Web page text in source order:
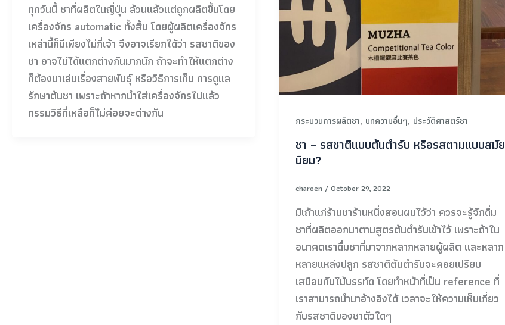
ทุกวันนี้ ชาที่ผลิตในญี่ปุ่น ล้วนแล้วแต่ถูกผลิตขึ้นโดย
เครื่องจักร automatic ทั้งสิ้น โดยผู้ผลิตเครื่องจักร
เหล่านี้ก็มีเพียงไม่กี่เจ้า จึงอาจเรียกได้ว่า รสชาติของ
ชา อาจไม่ได้แตกต่างกันมากนัก ถ้าจะทำให้แตกต่าง
ก็ต้องมาเล่นเรื่องสายพันธุ์ หรือวิธีการเก็บ การดูแล
รักษาต้นชา เพราะถ้าหากนำใส่เครื่องจักรไปแล้ว
กรรมวิธีที่เหลือก็ไม่ค่อยจะต่างกัน
กระบวนการผลิตชา, บทความอื่นๆ, ประวัติศาสตร์ชา
ชา – รสชาติแบบต้นตำรับ หรือรสตามแบบสมัย
นิยม?
charoen / October 29, 2022
มีเถ้าแก่ร้านชาร้านหนึ่งสอนผมไว้ว่า ควรจะรู้จักดื่ม
ชาที่ผลิตออกมาตามสูตรต้นตำรับเข้าไว้ เพราะถ้าใน
อนาคตเราดื่มชาที่มาจากหลากหลายผู้ผลิต และหลาก
หลายแหล่งปลูก รสชาติต้นตำรับจะคอยเปรียบ
เสมือนกับไม้บรรทัด โดยทำหน้าที่เป็น reference ที่
เราสามารถนำมาอ้างอิงได้ เวลาจะให้ความเห็นเกี่ยว
กับรสชาติของชาตัวใดๆ